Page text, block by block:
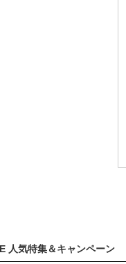
人気特集＆キャンペーン